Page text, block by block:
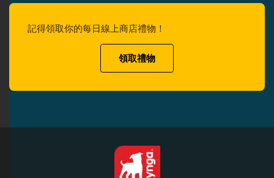
記得領取你的每日線上商店禮物！
領取禮物